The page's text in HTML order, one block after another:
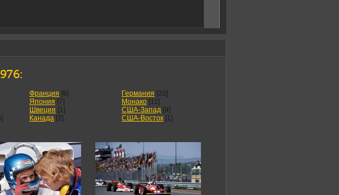
Франция [8] Германия [20]
Япония [7] Монако [11]
Швеция [1] США-Запад [9]
Канада [2] США-Восток [1]